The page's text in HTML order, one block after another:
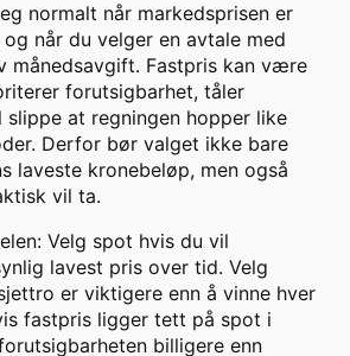
normalt når markedsprisen er
når du velger en avtale med
månedsavgift. Fastpris kan være
forutsigbarhet, tåler
at regningen hopper like
Derfor bør valget ikke bare
laveste kronebeløp, men også
vil ta.
Velg spot hvis du vil
lavest pris over tid. Velg
er viktigere enn å vinne hver
fastpris ligger tett på spot i
billigere enn